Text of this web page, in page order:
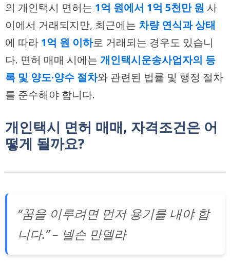
의 개인택시 면허는 1억 원에서 1억 5천만 원 사
이에서 거래되지만, 최근에는 차량 연식과 상태
에 따라 1억 원 이하로 거래되는 경우도 있습니
다. 면허 매매 시에는 개인택시운송사업자의 등
록 및 양도·양수 절차와 관련된 법률 및 행정 절차
를 준수해야 합니다.
개인택시 면허 매매, 자격조건은 어
떻게 될까요?
“꿈을 이루려면 먼저 용기를 내야 합
니다.” – 넬슨 만델라